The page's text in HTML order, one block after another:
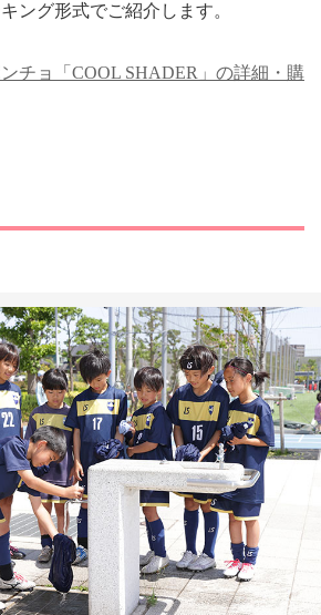
ング形式でご紹介します。
チョ「COOL SHADER」の詳細・購